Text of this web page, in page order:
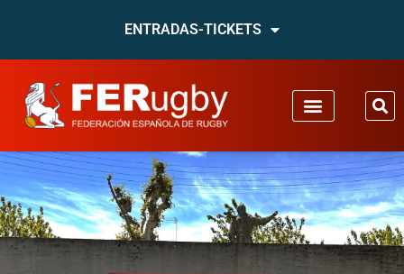
ENTRADAS-TICKETS